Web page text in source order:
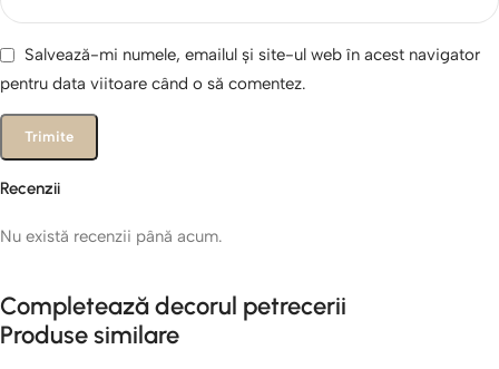
Recenzii
Nu există recenzii până acum.
Salvează-mi numele, emailul și site-ul web în acest navigator
pentru data viitoare când o să comentez.
Completează decorul petrecerii
Produse similare